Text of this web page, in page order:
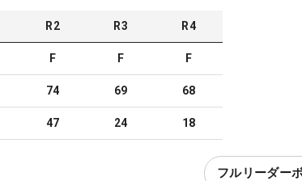
R2 R3 R4
F F F
74 69 68
47 24 18
フルリーダー